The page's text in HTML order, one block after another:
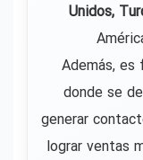
Unidos,
Además, es
donde se
generar
lograr ventas